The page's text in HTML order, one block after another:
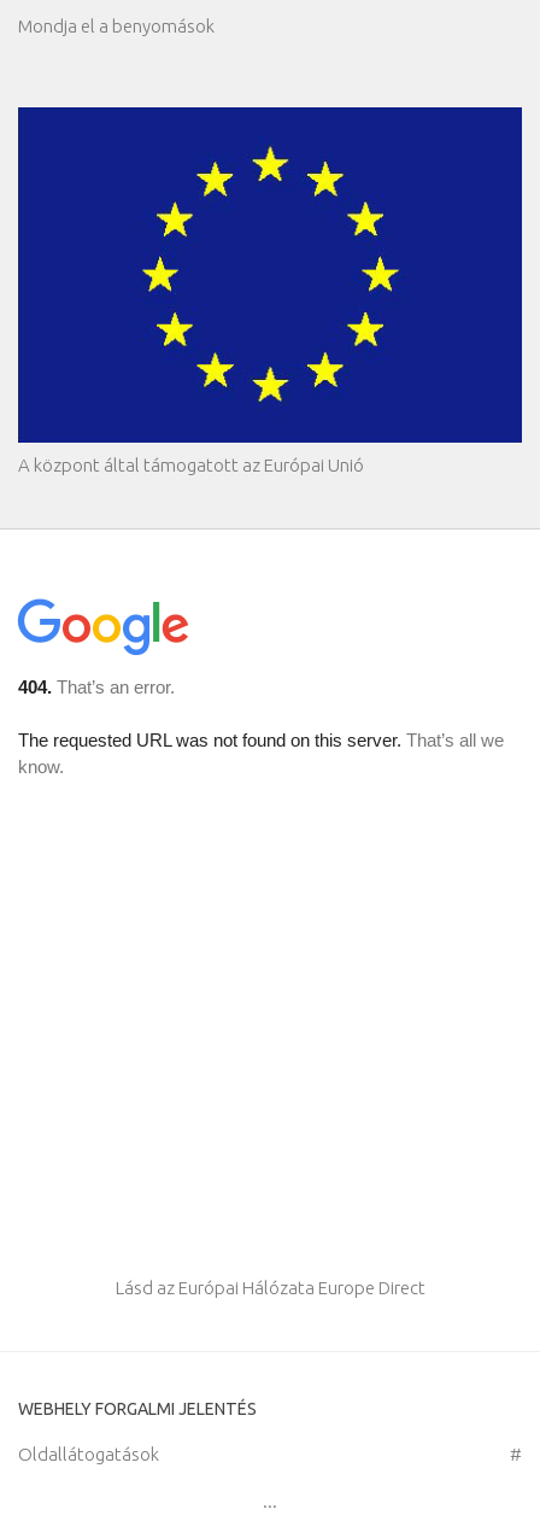
Mondja el a benyomások
A központ által támogatott az Európai Unió
Lásd az Európai Hálózata Europe Direct
WEBHELY FORGALMI JELENTÉS
Oldallátogatások #
...